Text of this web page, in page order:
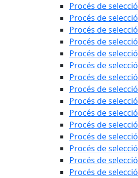
Procés de
Procés de
Procés de
Procés de
Procés de
Procés de
Procés de
Procés de
Procés de
Procés de
Procés de
Procés de
Procés de
Procés de
Procés de